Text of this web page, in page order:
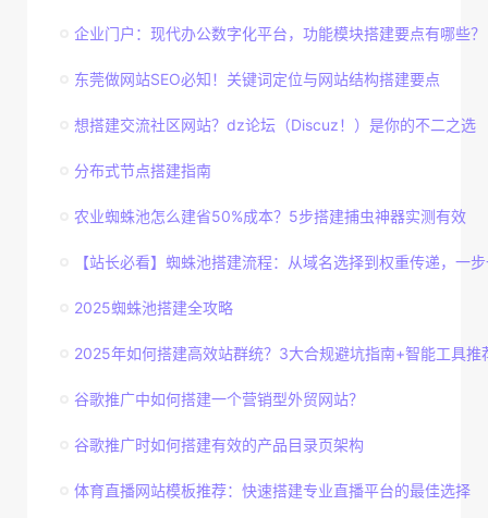
企业门户：现代办公数字化平台，功能模块搭建要点有哪些？
东莞做网站SEO必知！关键词定位与网站结构搭建要点
想搭建交流社区网站？dz论坛（Discuz！）是你的不二之选
分布式节点搭建指南
农业蜘蛛池怎么建省50%成本？5步搭建捕虫神器实测有效
【站长必看】蜘蛛池搭建流程：从域名选择到权重传递，一
2025蜘蛛池搭建全攻略
2025年如何搭建高效站群统？3大合规避坑指南+智能工具推
谷歌推广中如何搭建一个营销型外贸网站？
谷歌推广时如何搭建有效的产品目录页架构
体育直播网站模板推荐：快速搭建专业直播平台的最佳选择